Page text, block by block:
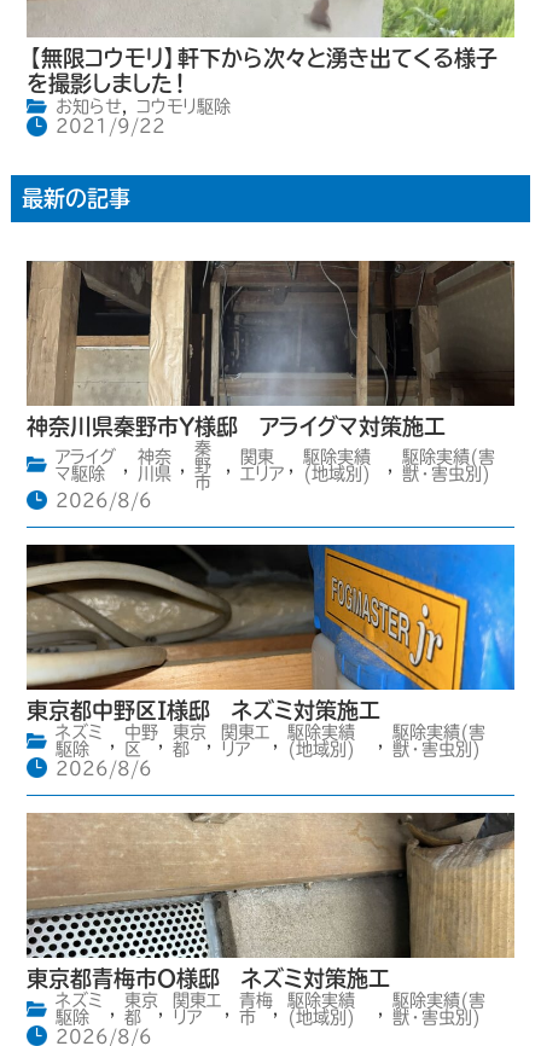
【無限コウモリ】軒下から次々と湧き出てくる様子
を撮影しました！
お知らせ,
コウモリ駆除
2021/9/22
最新の記事
神奈川県秦野市Y様邸 アライグマ対策施工
アライグ
マ駆除
神奈
川県
秦
野
市
関東
エリア
駆除実績
(地域別)
駆除実績(害
獣・害虫別)
2026/8/6
東京都中野区I様邸 ネズミ対策施工
ネズミ
駆除
,
中野
区
,
東京
都
,
関東エ
リア
,
駆除実績
(地域別)
,
駆除実績(害
獣・害虫別)
2026/8/6
東京都青梅市O様邸 ネズミ対策施工
ネズミ
駆除
,
東京
都
,
関東エ
リア
,
青梅
市
,
駆除実績
(地域別)
,
駆除実績(害
獣・害虫別)
2026/8/6